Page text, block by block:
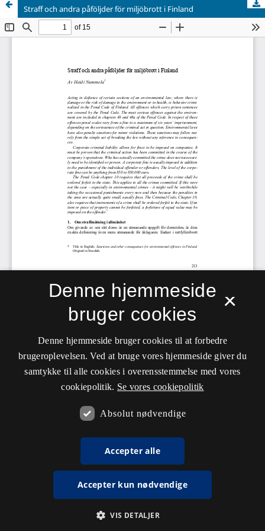
Straff och andra påföljder för miljöbrott i Finland
×
Denne hjemmeside
bruger cookies
Denne hjemmeside bruger cookies til at forbedre
brugeroplevelsen. Ved at bruge vores hjemmeside giver du
samtykke til alle cookies i overensstemmelse med vores
cookiepolitik. Se vores cookiepolitik
Absolut nødvendige
Accepter alle
Accepter kun nødvendige
VIS DETALJER